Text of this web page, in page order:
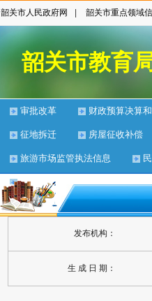
韶关市人民政府网 韶关市重点领域
韶关市教育
审批改革 财政预算决算
征地拆迁 房屋征收补偿
旅游市场监管执法信息
推进面向转移落户人员的服务公
发布机构：
生 成 日 期：